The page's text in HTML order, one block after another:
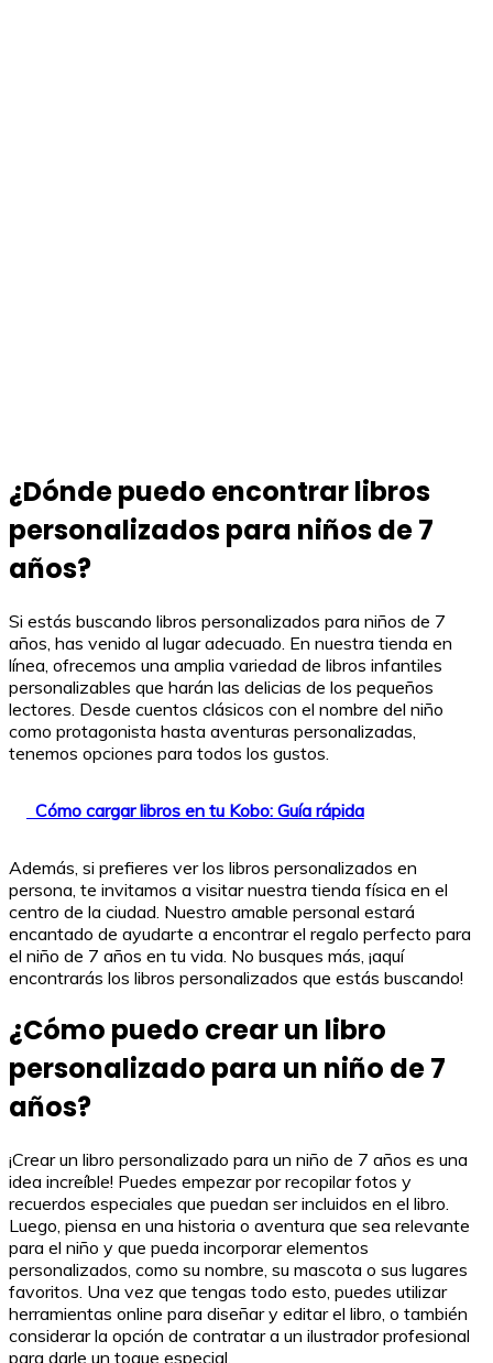
¿Dónde puedo encontrar libros
personalizados para niños de 7
años?
Si estás buscando libros personalizados para niños de 7
años, has venido al lugar adecuado. En nuestra tienda en
línea, ofrecemos una amplia variedad de libros infantiles
personalizables que harán las delicias de los pequeños
lectores. Desde cuentos clásicos con el nombre del niño
como protagonista hasta aventuras personalizadas,
tenemos opciones para todos los gustos.
Cómo cargar libros en tu Kobo: Guía rápida
Además, si prefieres ver los libros personalizados en
persona, te invitamos a visitar nuestra tienda física en el
centro de la ciudad. Nuestro amable personal estará
encantado de ayudarte a encontrar el regalo perfecto para
el niño de 7 años en tu vida. No busques más, ¡aquí
encontrarás los libros personalizados que estás buscando!
¿Cómo puedo crear un libro
personalizado para un niño de 7
años?
¡Crear un libro personalizado para un niño de 7 años es una
idea increíble! Puedes empezar por recopilar fotos y
recuerdos especiales que puedan ser incluidos en el libro.
Luego, piensa en una historia o aventura que sea relevante
para el niño y que pueda incorporar elementos
personalizados, como su nombre, su mascota o sus lugares
favoritos. Una vez que tengas todo esto, puedes utilizar
herramientas online para diseñar y editar el libro, o también
considerar la opción de contratar a un ilustrador profesional
para darle un toque especial.